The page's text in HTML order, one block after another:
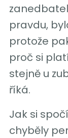
pravdu,
protože
proč si
stejně u
říká.
Jak si
chyběly